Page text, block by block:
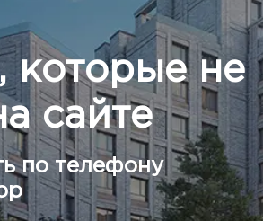
которые не
сайте
по телефону